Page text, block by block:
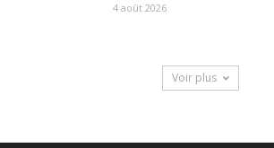
4 août 2026
Voir plus